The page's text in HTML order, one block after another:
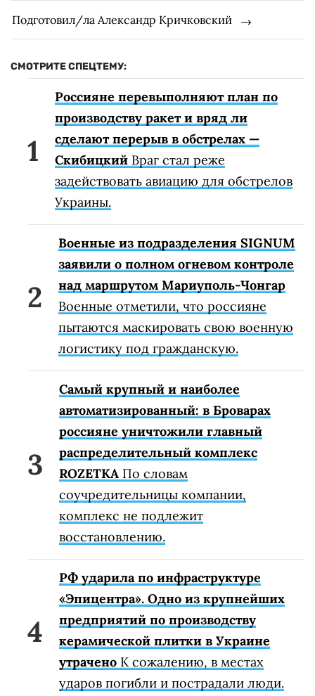
Подготовил/ла Александр Кричковский
СМОТРИТЕ СПЕЦТЕМУ:
Россияне перевыполняют план по
производству ракет и вряд ли
сделают перерыв в обстрелах —
Скибицкий Враг стал реже
задействовать авиацию для обстрелов
Украины.
Военные из подразделения SIGNUM
заявили о полном огневом контроле
над маршрутом Мариуполь-Чонгар
Военные отметили, что россияне
пытаются маскировать свою военную
логистику под гражданскую.
Самый крупный и наиболее
автоматизированный: в Броварах
россияне уничтожили главный
распределительный комплекс
ROZETKA По словам
соучредительницы компании,
комплекс не подлежит
восстановлению.
РФ ударила по инфраструктуре
«Эпицентра». Одно из крупнейших
предприятий по производству
керамической плитки в Украине
утрачено К сожалению, в местах
ударов погибли и пострадали люди.